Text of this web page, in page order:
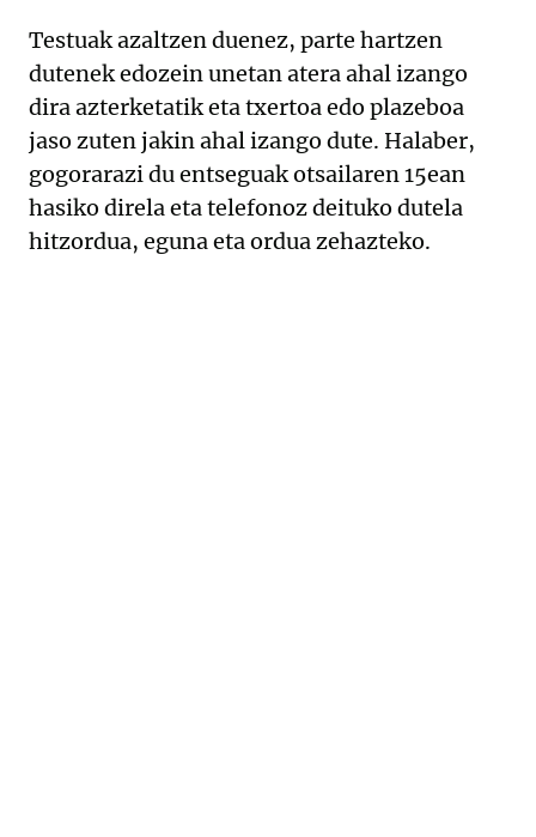
Testuak azaltzen duenez, parte hartzen
dutenek edozein unetan atera ahal izango
dira azterketatik eta txertoa edo plazeboa
jaso zuten jakin ahal izango dute. Halaber,
gogorarazi du entseguak otsailaren 15ean
hasiko direla eta telefonoz deituko dutela
hitzordua, eguna eta ordua zehazteko.